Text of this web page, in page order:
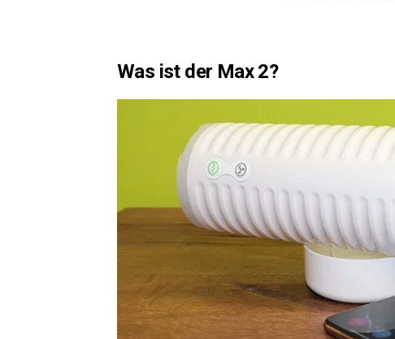
Was ist der Max 2?